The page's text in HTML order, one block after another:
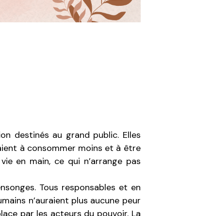
destinés au grand public. Elles
à consommer moins et à être
en main, ce qui n’arrange pas
Tous responsables et en
n’auraient plus aucune peur